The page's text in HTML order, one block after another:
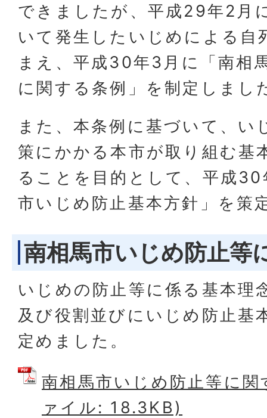
できましたが、平成29年2月
いて発生したいじめによる自
まえ、平成30年3月に「南相
に関する条例」を制定しまし
また、本条例に基づいて、い
策にかかる本市が取り組む基
ることを目的として、平成
市いじめ防止基本方針」を策
南相馬市いじめ防止等
いじめの防止等に係る基本理
及び役割並びにいじめ防止基
定めました。
南相馬市いじめ防止等に
ァイル: 18.3KB)